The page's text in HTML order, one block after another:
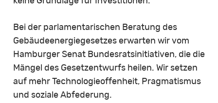
Bei der parlamentarischen Beratung des
Gebäudeenergiegesetzes erwarten wir vom
Hamburger Senat Bundesratsinitiativen, die die
Mängel des Gesetzentwurfs heilen. Wir setzen
auf mehr Technologieoffenheit, Pragmatismus
und soziale Abfederung.